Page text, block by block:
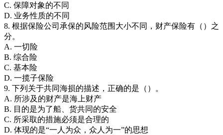
C. 保障对象的不同
D. 业务性质的不同
8. 根据保险公司承保的风险范围大小不同，财产保险有（）之
分。
A. 一切险
B. 综合险
C. 基本险
D. 一揽子保险
9. 下列关于共同海损的描述，正确的是（）。
A. 所涉及的财产是海上财产
B. 目的是为了船、货共同的安全
C. 所采取的措施必须是合理的
D. 体现的是“一人为众，众人为一”的思想